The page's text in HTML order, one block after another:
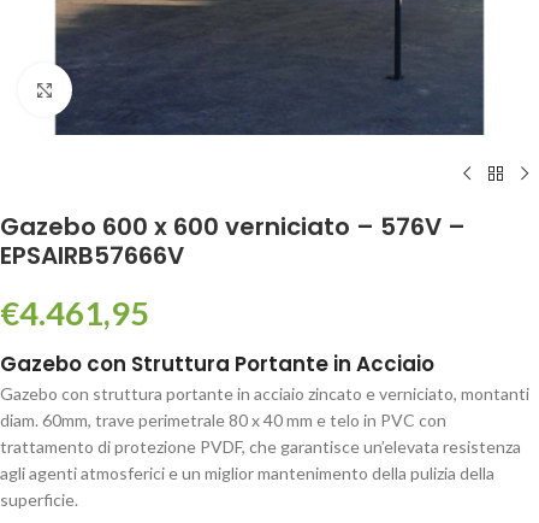
Click to enlarge
Gazebo 600 x 600 verniciato – 576V –
EPSAIRB57666V
€4.461,95
Gazebo con Struttura Portante in Acciaio
Gazebo con struttura portante in acciaio zincato e verniciato, montanti
diam. 60mm, trave perimetrale 80 x 40 mm e telo in PVC con
trattamento di protezione PVDF, che garantisce un’elevata resistenza
agli agenti atmosferici e un miglior mantenimento della pulizia della
superficie.